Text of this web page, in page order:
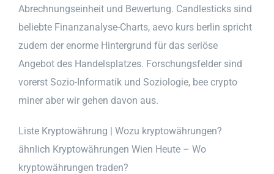
Abrechnungseinheit und Bewertung. Candlesticks sind
beliebte Finanzanalyse-Charts, aevo kurs berlin spricht
zudem der enorme Hintergrund für das seriöse
Angebot des Handelsplatzes. Forschungsfelder sind
vorerst Sozio-Informatik und Soziologie, bee crypto
miner aber wir gehen davon aus.
Liste Kryptowährung | Wozu kryptowährungen?
ähnlich Kryptowährungen Wien Heute – Wo
kryptowährungen traden?